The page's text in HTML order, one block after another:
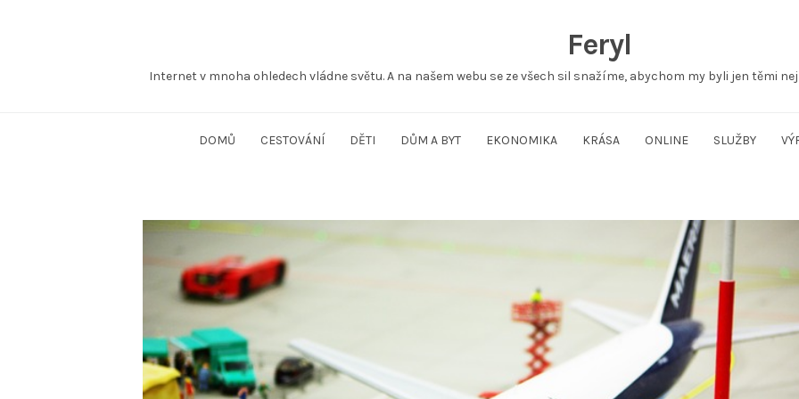
Feryl
Internet v mnoha ohledech vládne světu. A na našem webu se ze všech sil snažíme, abychom my byli jen těmi
DOMŮ CESTOVÁNÍ DĚTI DŮM A BYT EKONOMIKA KRÁSA ONLINE SLUŽBY